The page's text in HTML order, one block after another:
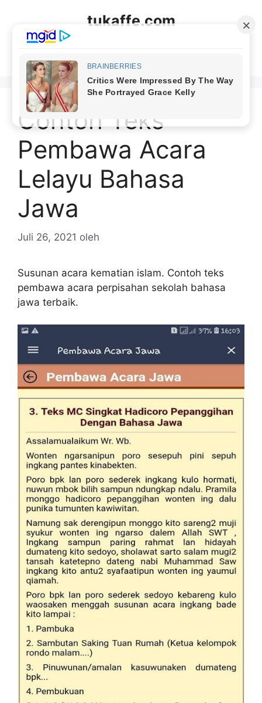
tukaffe.com
Contoh Teks
Pembawa Acara
Lelayu Bahasa
Jawa
Juli 26, 2021 oleh
Susunan acara kematian islam. Contoh teks
pembawa acara perpisahan sekolah bahasa
jawa terbaik.